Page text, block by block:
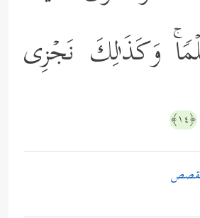
وَكَذَ ٰ⁠لِكَ نَجۡزِی
﴿١٤﴾